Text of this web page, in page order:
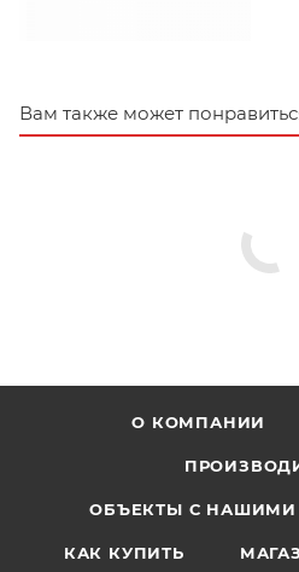
Вам также может
О КОМПАНИИ
ОБЪЕКТЫ С
КАК КУПИТЬ